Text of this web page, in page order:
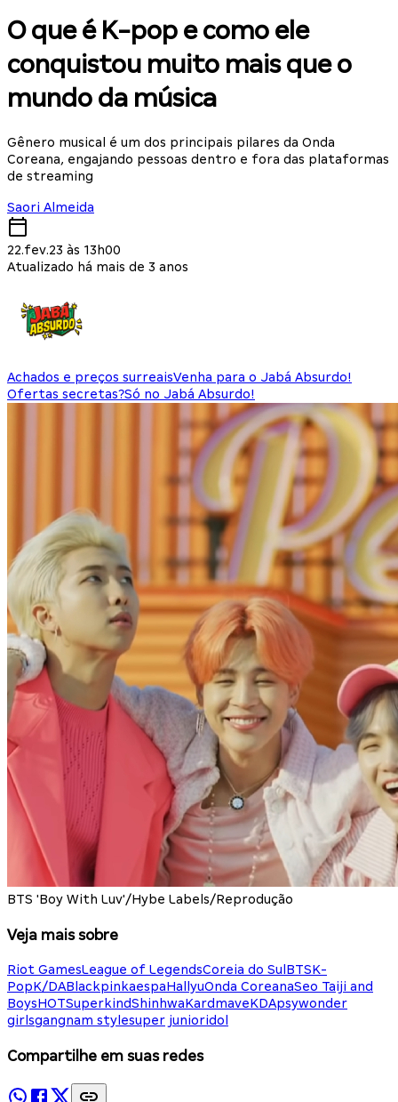
O que é K-pop e como ele
conquistou muito mais que o
mundo da música
Gênero musical é um dos principais pilares da Onda
Coreana, engajando pessoas dentro e fora das plataformas
de streaming
Saori Almeida
22.fev.23 às 13h00
Atualizado há mais de 3 anos
Achados e preços surreaisVenha para o Jabá Absurdo!
Ofertas secretas?Só no Jabá Absurdo!
BTS 'Boy With Luv'/Hybe Labels/Reprodução
Veja mais sobre
Riot GamesLeague of LegendsCoreia do Sul BTSK-
PopK/DABlackpinkaespaHallyuOnda CoreanaSeo Taiji and
BoysHOTSuperkindShinhwaKardmaveKDApsywonder
girlsgangnam stylesuper junioridol
Compartilhe em suas redes